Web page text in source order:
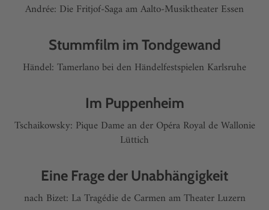
Andrée: Die Fritjof-Saga am Aalto-Musiktheater Essen
Stummfilm im Tondgewand
Händel: Tamerlano bei den Händelfestspielen Karlsruhe
Im Puppenheim
Tschaikowsky: Pique Dame an der Opéra Royal de Wallonie
Lüttich
Eine Frage der Unabhängigkeit
nach Bizet: La Tragédie de Carmen am Theater Luzern